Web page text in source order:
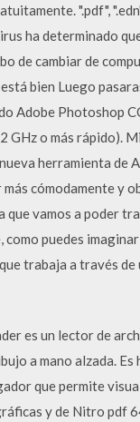
".pdf",
ha determinado
de cambiar de
bien Luego
Adobe Photoshop
o más rápido).
herramienta de
cómodamente y
vamos a poder
puedes
trabaja a través
es un lector de
a mano alzada.
que permite
y de Nitro pdf